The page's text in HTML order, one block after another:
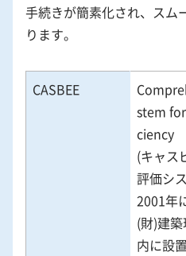
手続きが簡素化され、スム
ります。
CASBEE
stem
ciency
(キャス
評価シ
2001年
(財)建
内に設